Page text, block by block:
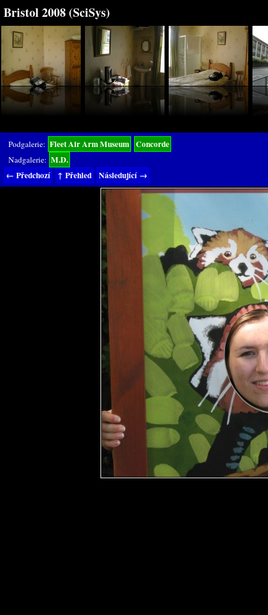
Bristol 2008 (SciSys)
Podgalerie: Fleet Air Arm Museum Concorde
Nadgalerie: M.D.
← Předchozí
↑ Přehled Následující →